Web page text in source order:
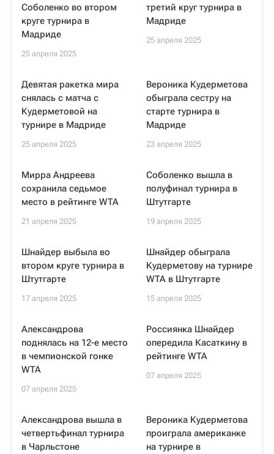
Соболенко во втором
круге турнира в
Мадриде
25 апреля 2025
третий круг турнира в
Мадриде
25 апреля 2025
Девятая ракетка мира
снялась с матча с
Кудерметовой на
турнире в Мадриде
25 апреля 2025
Вероника Кудерметова
обыграла сестру на
старте турнира в
Мадриде
23 апреля 2025
Мирра Андреева
сохранила седьмое
место в рейтинге WTA
21 апреля 2025
Соболенко вышла в
полуфинал турнира в
Штутгарте
19 апреля 2025
Шнайдер выбыла во
втором круге турнира в
Штутгарте
17 апреля 2025
Шнайдер обыграла
Кудерметову на турнире
WTA в Штутгарте
15 апреля 2025
Александрова
поднялась на 12-е место
в чемпионской гонке
WTA
07 апреля 2025
Россиянка Шнайдер
опередила Касаткину в
рейтинге WTA
07 апреля 2025
Александрова вышла в
четвертьфинал турнира
в Чарльстоне
Вероника Кудерметова
проиграла американке
на турнире в